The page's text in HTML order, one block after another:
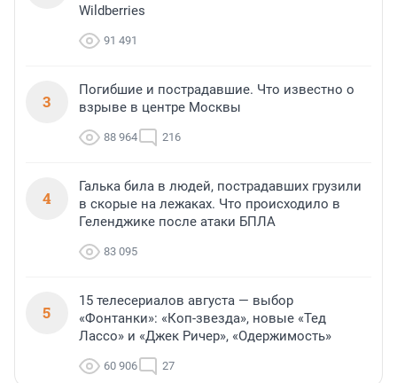
Wildberries
91 491
3
Погибшие и пострадавшие. Что известно о
взрыве в центре Москвы
88 964 216
4
Галька била в людей, пострадавших грузили
в скорые на лежаках. Что происходило в
Геленджике после атаки БПЛА
83 095
5
15 телесериалов августа — выбор
«Фонтанки»: «Коп-звезда», новые «Тед
Лассо» и «Джек Ричер», «Одержимость»
60 906 27